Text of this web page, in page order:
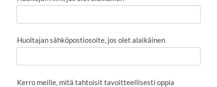
Huoltajan sähköpostiosoite, jos olet alaikäinen
Kerro meille, mitä tahtoisit tavoitteellisesti oppia